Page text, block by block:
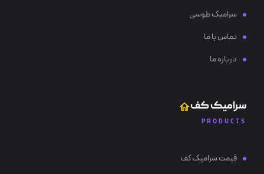
سرامیک طوسی
تماس با ما
درباره ما
سرامیک کف
PRODUCTS
قیمت سرامیک کف